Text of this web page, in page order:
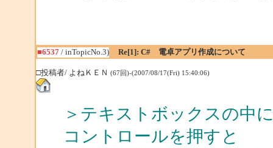
■6537/ inTopicNo.3) Re[1]: C# 電卓アプリ作成について
□投稿者/ よねＫＥＮ (67回)-(2007/08/17(Fri) 15:40:06)
＞テキストボックスの中
コントロールを押すと